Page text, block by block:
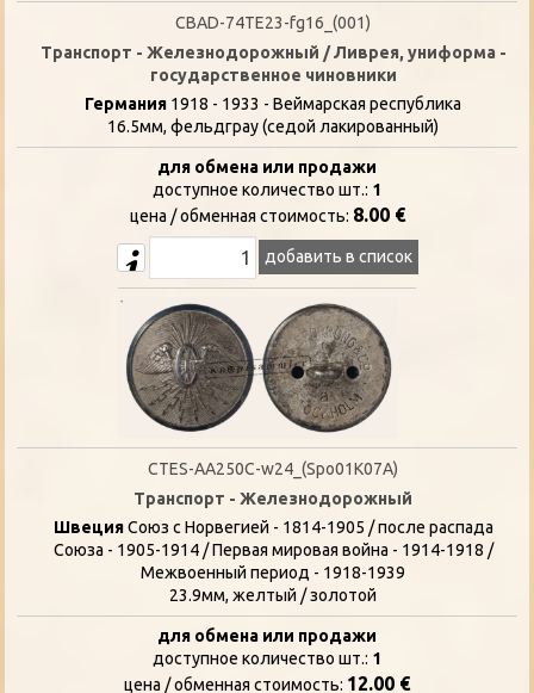
CBAD-74TE23-fg16_(001)
Транспорт - Железнодорожный / Ливрея, униформа -
государственное чиновники
Германия 1918 - 1933 - Веймарская республика
16.5мм, фельдграу (седой лакированный)
для обмена или продажи
доступное количество шт.: 1
цена / oбменная стоимость: 8.00 €
добавить в список
CTES-AA250C-w24_(Spo01K07A)
Транспорт - Железнодорожный
ШвецияСоюз с Норвегией - 1814-1905 / после распада
Союза - 1905-1914 / Первая мировая война - 1914-1918 /
Межвоенный период - 1918-1939
23.9мм, желтый / золотой
для обмена или продажи
доступное количество шт.: 1
цена / oбменная стоимость: 12.00 €